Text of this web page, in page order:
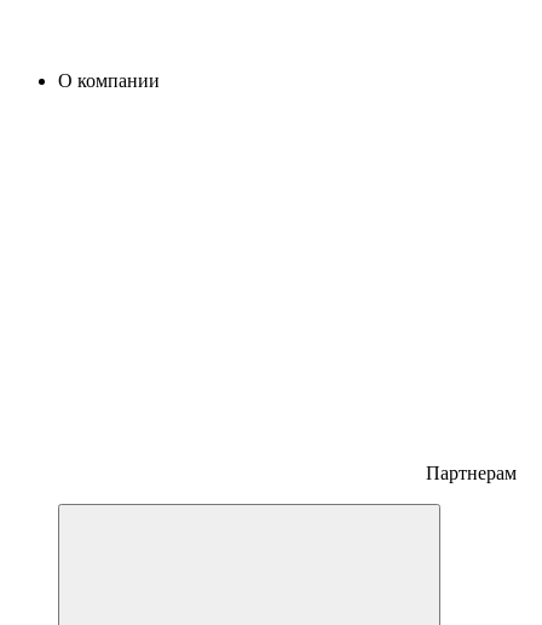
О компании
Партнерам